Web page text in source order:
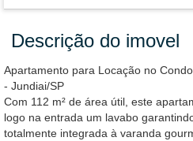
Descrição do imovel
Apartamento para Locação no
- Jundiai/SP
Com 112 m² de área útil, este
logo na entrada um lavabo
totalmente integrada à varanda